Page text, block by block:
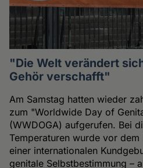
"Die Welt verändert
Gehör verschafft"
Am Samstag hatten wieder
zum "Worldwide Day of
(WWDOGA) aufgerufen. Bei
Temperaturen wurde vor dem
einer internationalen
genitale Selbstbestimmung –